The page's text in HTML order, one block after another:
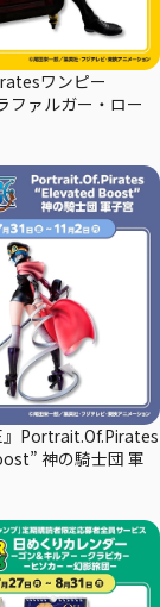
ワンピー
ファルガー・ロー
』Portrait.Of.Pirates
神の騎士団 軍